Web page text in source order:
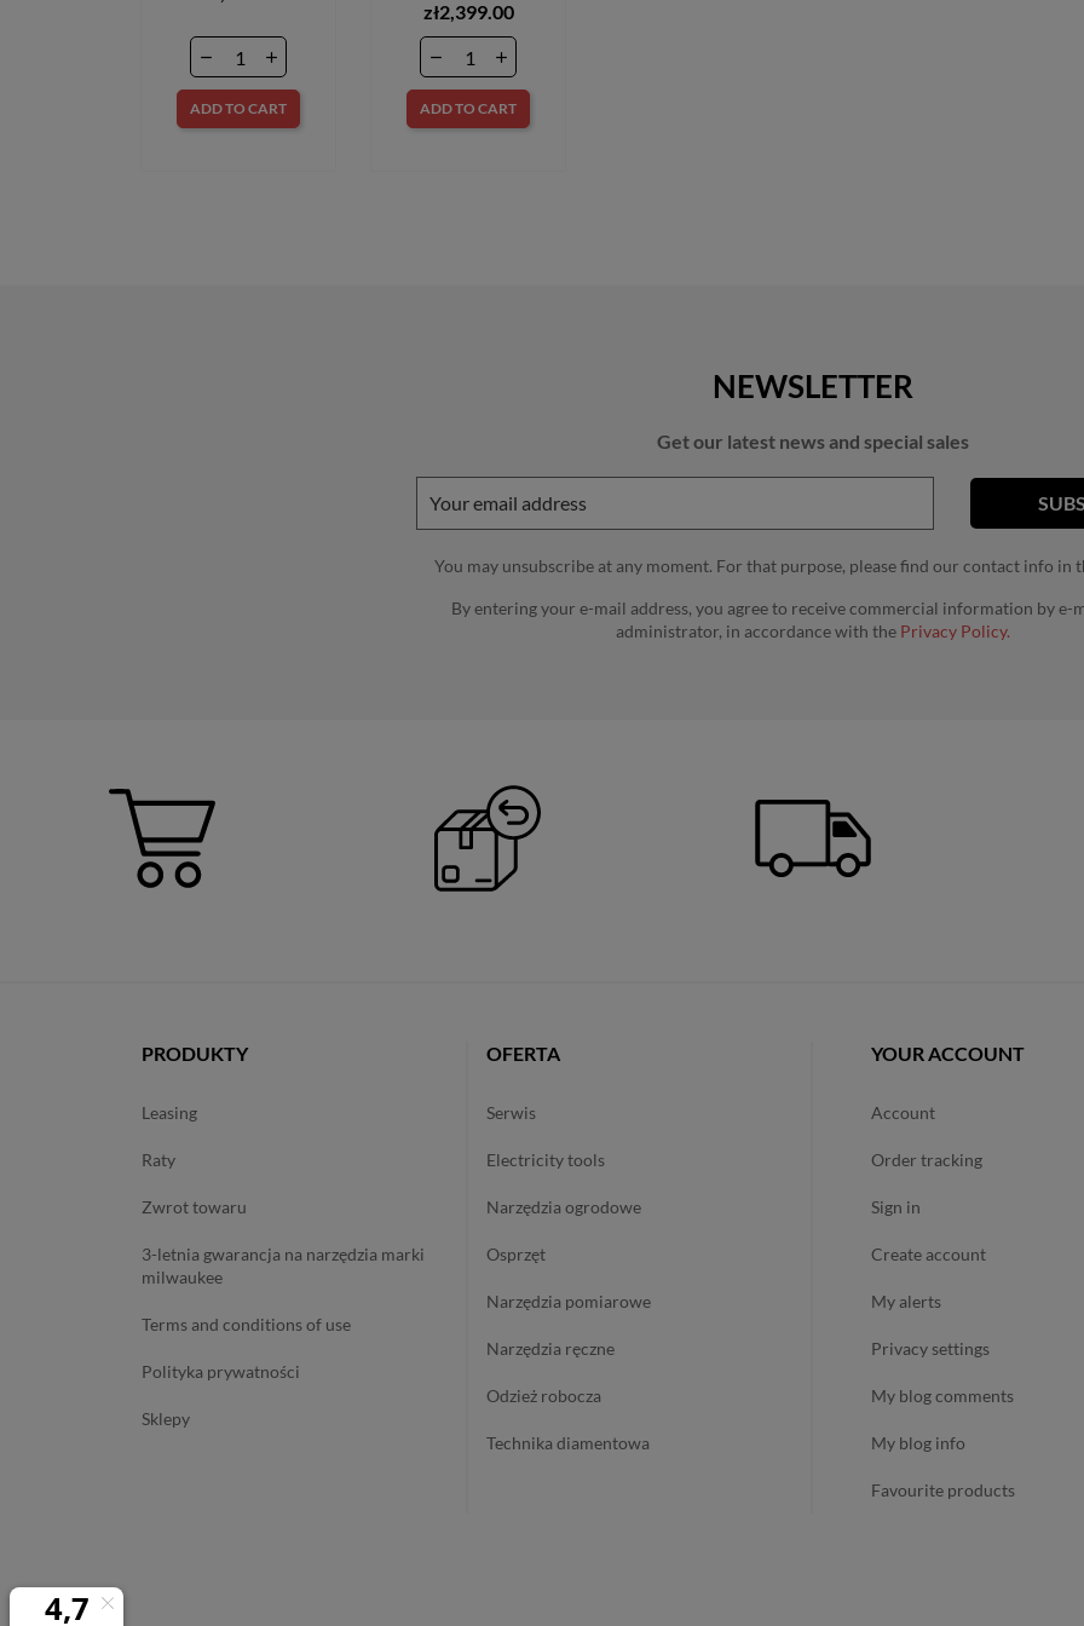
ADD TO CART
zł2,399.00
ADD TO CART
NEWSLETTER
Get our latest news and special sales
You may unsubscribe at any moment. For that purpose, please find our contact info in
By entering your e-mail address, you agree to receive commercial information by e-
administrator, in accordance with the Privacy Policy.
PRODUKTY
leasing
raty
zwrot towaru
3-letnia gwarancja na narzędzia marki
milwaukee
terms and conditions of use
polityka prywatności
sklepy
OFERTA
serwis
electricity tools
narzędzia ogrodowe
osprzęt
narzędzia pomiarowe
narzędzia ręczne
odzież robocza
technika diamentowa
YOUR ACCOUNT
account
order tracking
sign in
create account
my alerts
privacy settings
my blog comments
my blog info
favourite products